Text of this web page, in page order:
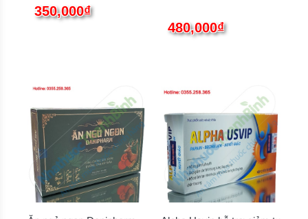
350,000₫
480,000₫